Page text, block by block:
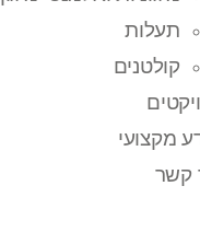
תעלות
קולטנים
מקצועי
קשר